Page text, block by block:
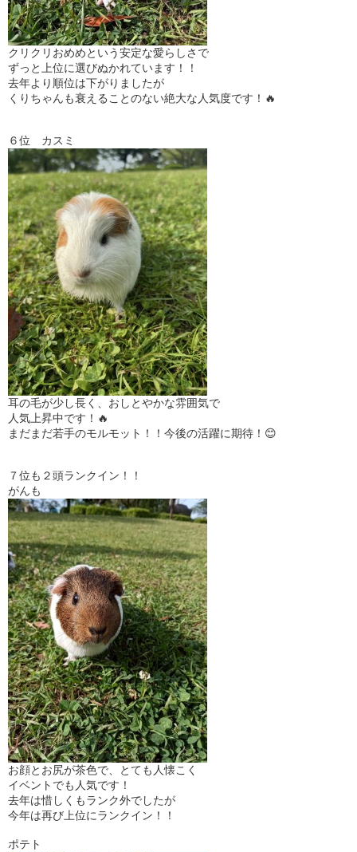
クリクリおめめという安定な愛らしさで
ずっと上位に選びぬかれています！！
去年より順位は下がりましたが
くりちゃんも衰えることのない絶大な人気度です！🔥
６位 カスミ
耳の毛が少し長く、おしとやかな雰囲気で
人気上昇中です！🔥
まだまだ若手のモルモット！！今後の活躍に期待！😊
７位も２頭ランクイン！！
がんも
お顔とお尻が茶色で、とても人懐こく
イベントでも人気です！
去年は惜しくもランク外でしたが
今年は再び上位にランクイン！！
ポテト